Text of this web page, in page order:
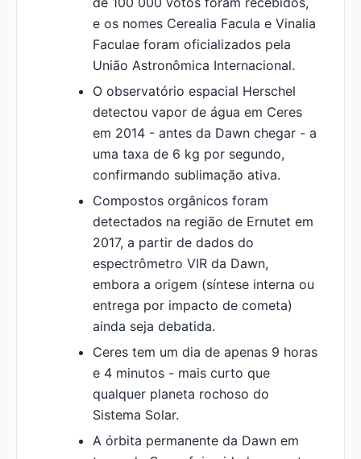
e os nomes Cerealia Facula e Vinalia
Faculae foram oficializados pela
União Astronômica Internacional.
O observatório espacial Herschel
detectou vapor de água em Ceres
em 2014 - antes da Dawn chegar - a
uma taxa de 6 kg por segundo,
confirmando sublimação ativa.
Compostos orgânicos foram
detectados na região de Ernutet em
2017, a partir de dados do
espectrômetro VIR da Dawn,
embora a origem (síntese interna ou
entrega por impacto de cometa)
ainda seja debatida.
Ceres tem um dia de apenas 9 horas
e 4 minutos - mais curto que
qualquer planeta rochoso do
Sistema Solar.
A órbita permanente da Dawn em